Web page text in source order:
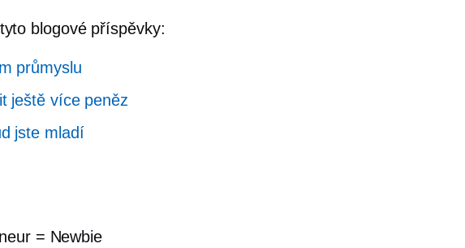
blogové příspěvky:
průmyslu
ještě více peněz
jste mladí
= Newbie